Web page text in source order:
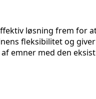
løsning frem for
fleksibilitet og
emner med den